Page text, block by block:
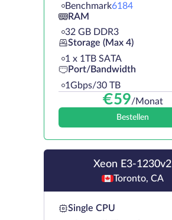
Benchmark6184
RAM
32 GB DDR3
Storage (Max 4)
1 х 1TB SATA
Port/Bandwidth
1Gbps/30 TB
€59/Monat
Bestellen
Xeon E3-1230v2
Toronto, CA
Single CPU